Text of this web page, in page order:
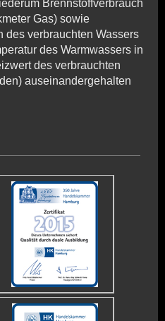
Brennstoffverbrauch
Gas) sowie
des verbrauchten Wassers
des Warmwassers in
des verbrauchten
auseinandergehalten